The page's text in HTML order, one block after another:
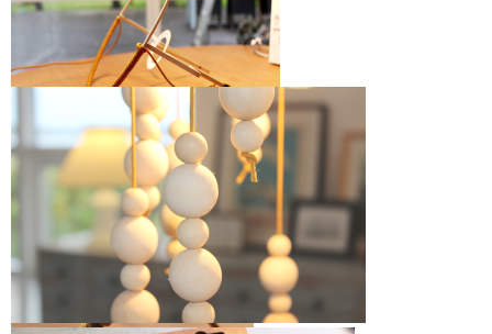
Vokset bomullsnor i
okerfarge…
… passer fint til trekuler i
forskjellinge størrelser
Snoren vikles rundt skjermen som en
liten designdetalje